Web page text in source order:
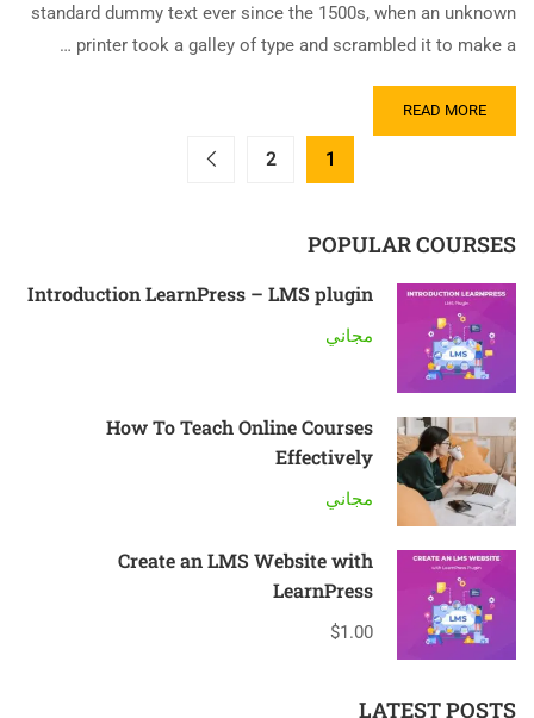
standard dummy text ever since the 1500s, when an unknown
printer took a galley of type and scrambled it to make a …
READ MORE
1
2
POPULAR COURSES
Introduction LearnPress – LMS plugin
مجاني
How To Teach Online Courses
Effectively
مجاني
Create an LMS Website with
LearnPress
$1.00
LATEST POSTS